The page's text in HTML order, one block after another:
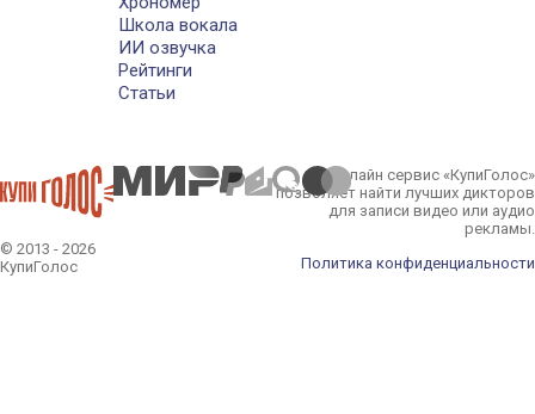
Школа вокала
ИИ озвучка
Рейтинги
Статьи
© 2013 - 2026
КупиГолос
Онлайн сервис «КупиГолос»
позволяет найти лучших дикторов
для записи видео или аудио
рекламы.
Политика конфиденциальности